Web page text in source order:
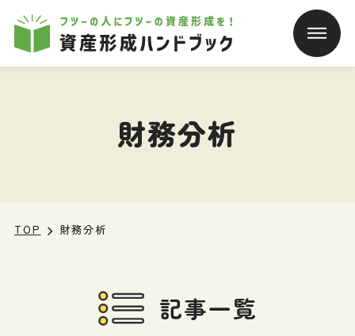
本文へ移動
財務分析
TOP 財務分析
記事一覧